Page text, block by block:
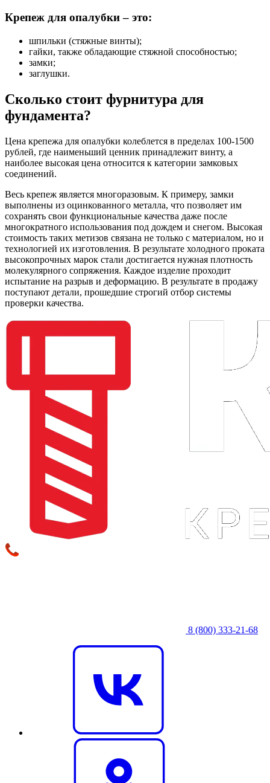
Крепеж для опалубки – это:
шпильки (стяжные винты);
гайки, также обладающие стяжной способностью;
замки;
заглушки.
Сколько стоит фурнитура для
фундамента?
Цена крепежа для опалубки колеблется в пределах 100-1500
рублей, где наименьший ценник принадлежит винту, а
наиболее высокая цена относится к категории замковых
соединений.
Весь крепеж является многоразовым. К примеру, замки
выполнены из оцинкованного металла, что позволяет им
сохранять свои функциональные качества даже после
многократного использования под дождем и снегом. Высокая
стоимость таких метизов связана не только с материалом, но и
технологией их изготовления. В результате холодного проката
высокопрочных марок стали достигается нужная плотность
молекулярного сопряжения. Каждое изделие проходит
испытание на разрыв и деформацию. В результате в продажу
поступают детали, прошедшие строгий отбор системы
проверки качества.
8 (800) 333‑21-68